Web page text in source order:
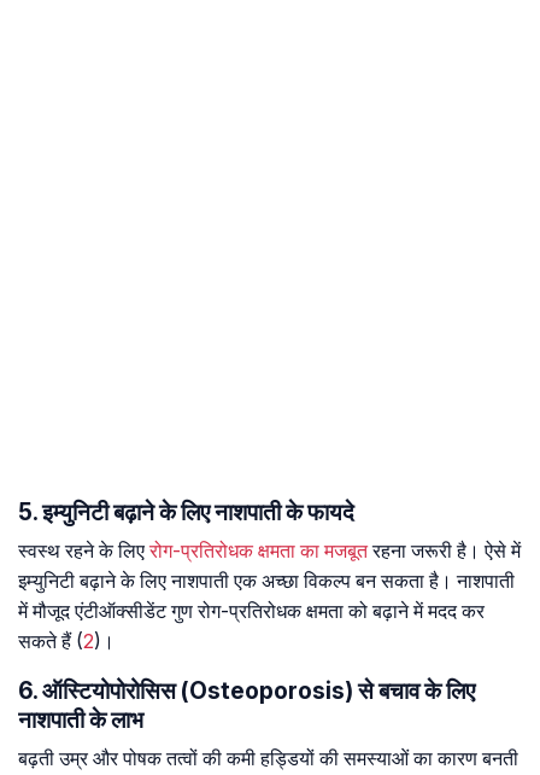
5. इम्युनिटी बढ़ाने के लिए नाशपाती के फायदे
स्वस्थ रहने के लिएरोग-प्रतिरोधक क्षमता का मजबूतरहना जरूरी है। ऐसे में
इम्युनिटी बढ़ाने के लिए नाशपाती एक अच्छा विकल्प बन सकता है। नाशपाती
में मौजूद एंटीऑक्सीडेंट गुण रोग-प्रतिरोधक क्षमता को बढ़ाने में मदद कर
सकते हैं (2)।
6. ऑस्टियोपोरोसिस (Osteoporosis) से बचाव के लिए
नाशपाती के लाभ
बढ़ती उम्र और पोषक तत्वों की कमी हड्डियों की समस्याओं का कारण बनती